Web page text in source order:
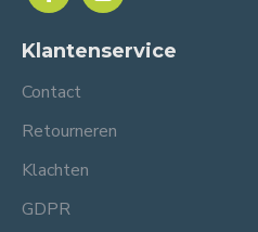
Klantenservice
Contact
Retourneren
Klachten
GDPR